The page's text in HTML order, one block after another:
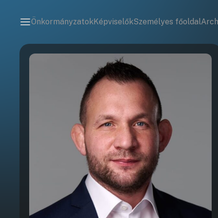
ÖnkormányzatokKépviselőkSzemélyes főoldal